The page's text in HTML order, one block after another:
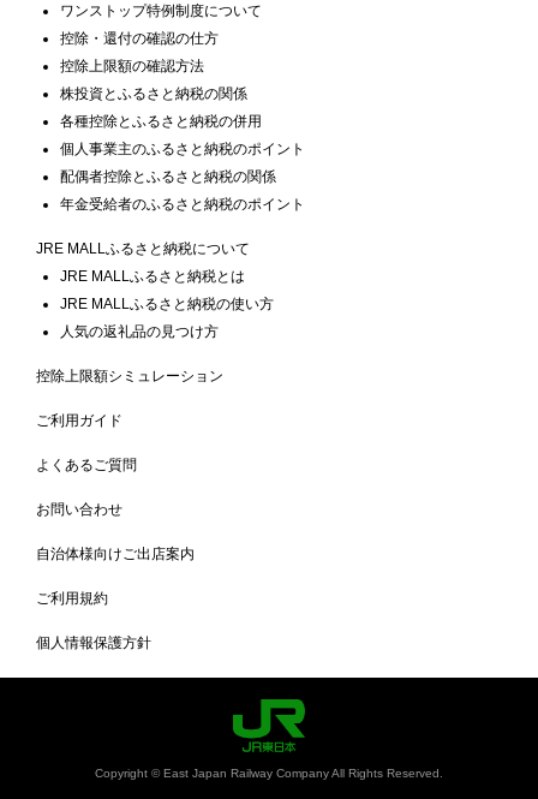
ワンストップ特例制度について
控除・還付の確認の仕方
控除上限額の確認方法
株投資とふるさと納税の関係
各種控除とふるさと納税の併用
個人事業主のふるさと納税のポイント
配偶者控除とふるさと納税の関係
年金受給者のふるさと納税のポイント
JRE MALLふるさと納税について
JRE MALLふるさと納税とは
JRE MALLふるさと納税の使い方
人気の返礼品の見つけ方
控除上限額シミュレーション
ご利用ガイド
よくあるご質問
お問い合わせ
自治体様向けご出店案内
ご利用規約
個人情報保護方針
Copyright © East Japan Railway Company All Rights Reserved.